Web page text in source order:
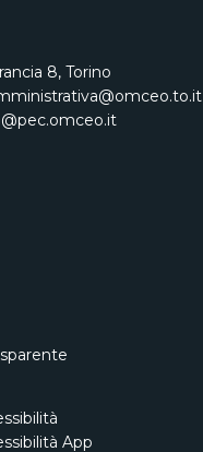
8, Torino
App